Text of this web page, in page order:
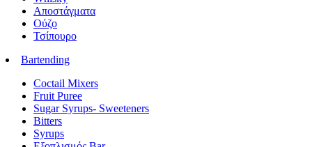
Αποστάγματα
Ούζο
Τσίπουρο
Bartending
Coctail Mixers
Fruit Puree
Sugar Syrups- Sweeteners
Bitters
Syrups